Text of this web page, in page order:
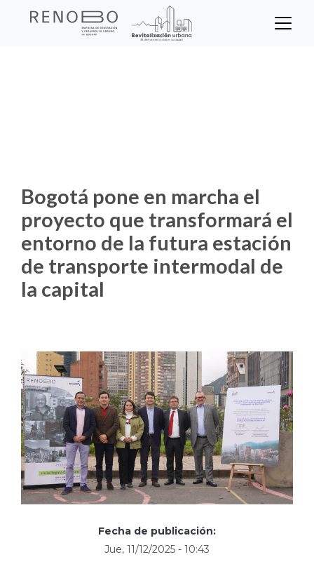
Sitio Web Empresa de
Noticias
Bogotá pone en marcha el
proyecto que transformará el
entorno de la futura estación
de transporte intermodal de
la capital
Fecha de publicación:
Jue, 11/12/2025 - 10:43